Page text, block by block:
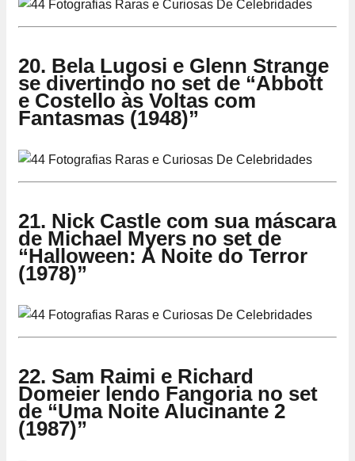
20. Bela Lugosi e Glenn Strange
se divertindo no set de “Abbott
e Costello às Voltas com
Fantasmas (1948)”
21. Nick Castle com sua máscara
de Michael Myers no set de
“Halloween: A Noite do Terror
(1978)”
22. Sam Raimi e Richard
Domeier lendo Fangoria no set
de “Uma Noite Alucinante 2
(1987)”